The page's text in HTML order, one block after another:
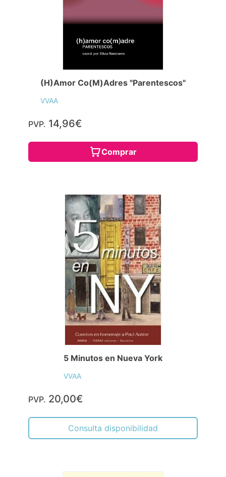
(H)Amor Co(M)Adres "Parentescos"
VVAA
PVP. 14,96€
Comprar
5 Minutos en Nueva York
VVAA
PVP. 20,00€
Consulta disponibilidad